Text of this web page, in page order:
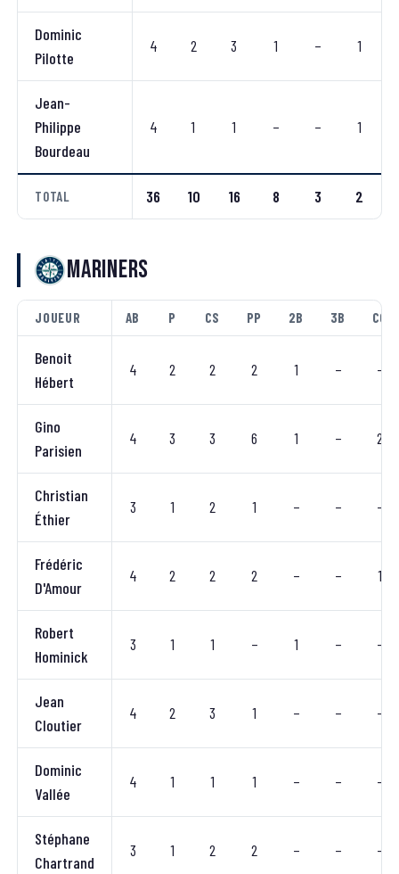
Dominic
Pilotte
4 2 3 1 – 1
Jean-
Philippe
Bourdeau
4 1 1 – – 1
TOTAL 36 10 16 8 3 2
Mariners
JOUEUR AB P CS PP 2B 3B CC
Benoit
Hébert
4 2 2 2 1 – –
Gino
Parisien
4 3 3 6 1 – 2
Christian
Éthier
3 1 2 1 – – –
Frédéric
D'Amour
4 2 2 2 – – 1
Robert
Hominick
3 1 1 – 1 – –
Jean
Cloutier
4 2 3 1 – – –
Dominic
Vallée
4 1 1 1 – – –
Stéphane
Chartrand
3 1 2 2 – – –